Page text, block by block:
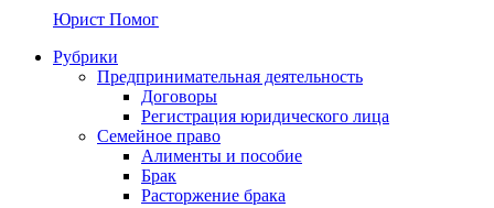
Юрист Помог
Рубрики
Предпринимательная деятельность
Договоры
Регистрация юридического лица
Семейное право
Алименты и пособие
Брак
Расторжение брака